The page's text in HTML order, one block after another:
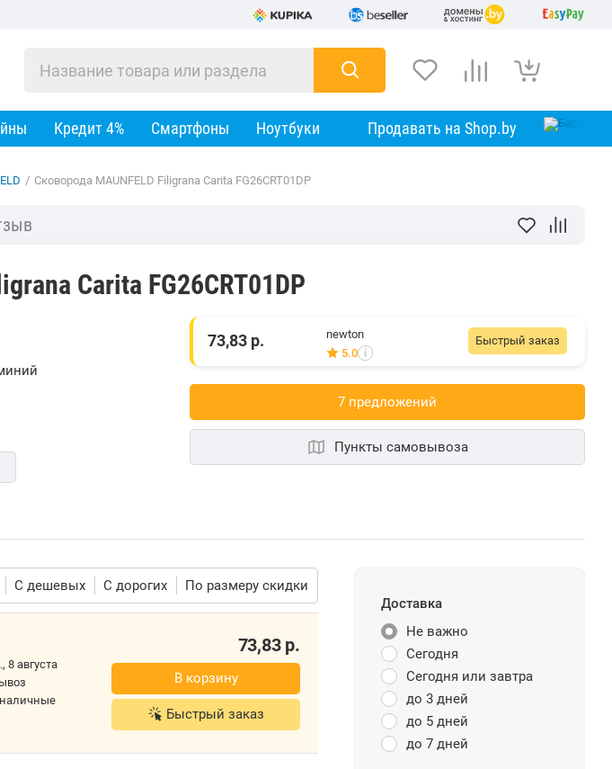
Кредит 4% Смартфоны Ноутбуки Продавать на Shop.by
/ Сковорода MAUNFELD Filigrana Carita FG26CRT01DP
Carita FG26CRT01DP
Быстрый заказ
73,83 р.
newton
5.0 i
7 предложений
Пункты самовывоза
С дешевых С дорогих По размеру скидки
8 августа
наличные
73,83р.
В корзину
Быстрый заказ
Доставка
Не важно
Сегодня
Сегодня или завтра
до 3 дней
до 5 дней
до 7 дней